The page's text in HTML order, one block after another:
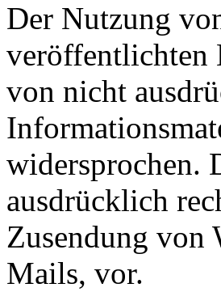
Der Nutzung
veröffentlichten
von nicht
widersprochen.
ausdrücklich
Zusendung von
Mails, vor.